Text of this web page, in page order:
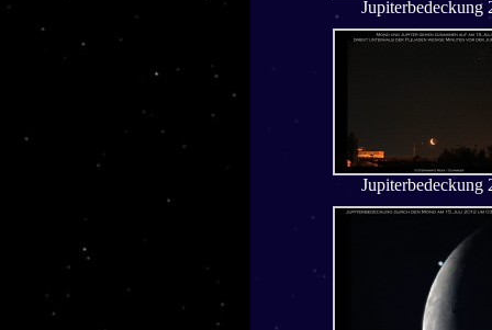
Jupiterbedeckung
Jupiterbedeckung